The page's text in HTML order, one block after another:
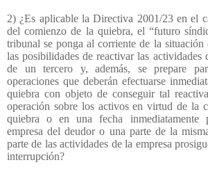
2) ¿Es aplicable la Directiva 2001/23 en el
del comienzo de la quiebra, el “futuro
tribunal se ponga al corriente de la
las posibilidades de reactivar las actividades
de un tercero y, además, se prepare
operaciones que deberán efectuarse
quiebra con objeto de conseguir tal
operación sobre los activos en virtud de la
quiebra o en una fecha inmediatamente
empresa del deudor o una parte de la
parte de las actividades de la empresa
interrupción?